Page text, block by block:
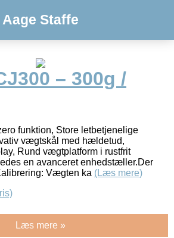
Aage Staffe
– 300g /
funktion, Store letbetjenelige
vægtskål med hældetud,
Rund vægtplatform i rustfrit
en avanceret enhedstæller.Der
Vægten ka (Læs mere)
Læs mere »